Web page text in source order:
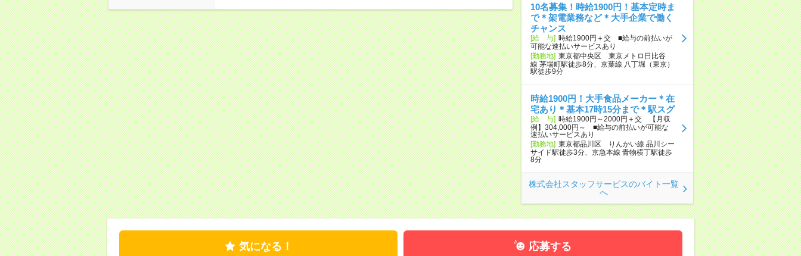
10名募集！時給1900円！基本定時ま
で＊架電業務など＊大手企業で働く
チャンス
[給 与] 時給1900円＋交 ■給与の前払いが
可能な速払いサービスあり
[勤務地] 東京都中央区 東京メトロ日比谷
線 茅場町駅徒歩8分、京葉線 八丁堀（東京）
駅徒歩9分
時給1900円！大手食品メーカー＊在
宅あり＊基本17時15分まで＊駅スグ
[給 与] 時給1900円～2000円＋交 【月収
例】304,000円～ ■給与の前払いが可能な
速払いサービスあり
[勤務地] 東京都品川区 りんかい線 品川シー
サイド駅徒歩3分、京急本線 青物横丁駅徒歩
8分
株式会社スタッフサービスのバイト一覧
へ
気になる！ 応募する